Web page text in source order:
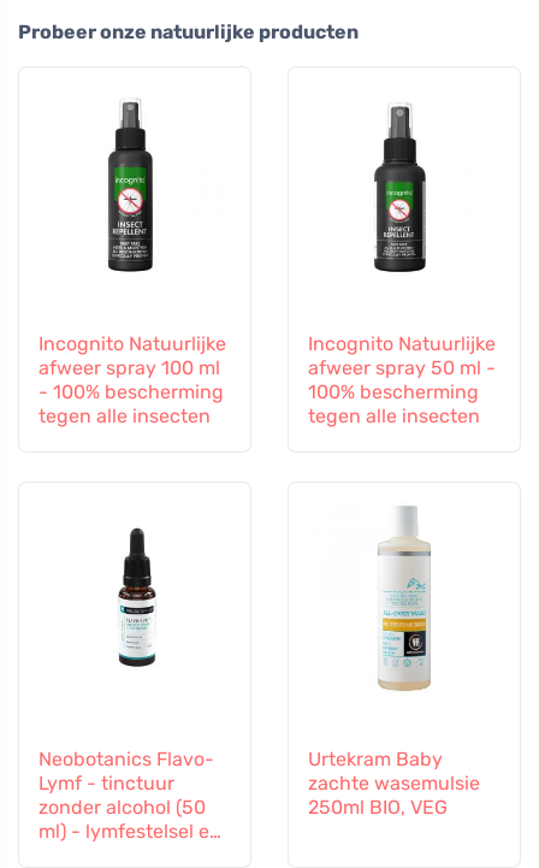
Probeer onze natuurlijke producten
Incognito Natuurlijke
afweer spray 100 ml
- 100% bescherming
tegen alle insecten
Incognito Natuurlijke
afweer spray 50 ml -
100% bescherming
tegen alle insecten
Neobotanics Flavo-
Lymf - tinctuur
zonder alcohol (50
ml) - lymfestelsel en
Urtekram Baby
zachte wasemulsie
250ml BIO, VEG